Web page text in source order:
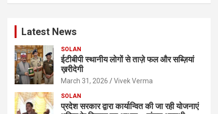
Latest News
SOLAN
ईटीबीपी स्थानीय लोगों से ताज़े फल और सब्ज़ियां
ख़रीदेगी
March 31, 2026 Vivek Verma
SOLAN
प्रदेश सरकार द्वारा कार्यान्वित की जा रही योजनाएं